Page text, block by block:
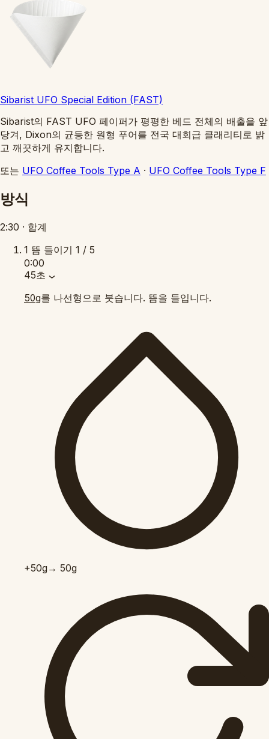
Sibarist UFO Special Edition (FAST)
Sibarist의 FAST UFO 페이퍼가 평평한 베드 전체의 배출을 앞
당겨, Dixon의 균등한 원형 푸어를 전국 대회급 클래리티로 밝
고 깨끗하게 유지합니다.
또는 UFO Coffee Tools Type A · UFO Coffee Tools Type F
방식
2:30 · 합계
1 뜸 들이기 1 / 5
0:00
45초
50g를 나선형으로 붓습니다. 뜸을 들입니다.
+50g→ 50g